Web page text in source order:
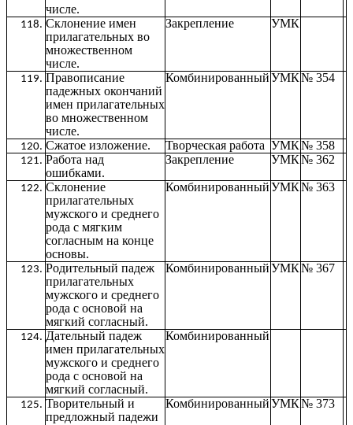
числе.
Склонение имен
прилагательных во
множественном
числе.
Закрепление УМК
Правописание
падежных окончаний
имен прилагательных
во множественном
числе.
КомбинированныйУМК№ 354
Сжатое изложение. Творческая работа УМК№ 358
Работа над
ошибками.
Закрепление УМК№ 362
Склонение
прилагательных
мужского и среднего
рода с мягким
согласным на конце
основы.
КомбинированныйУМК№ 363
Родительный падеж
прилагательных
мужского и среднего
рода с основой на
мягкий согласный.
КомбинированныйУМК№ 367
Дательный падеж
имен прилагательных
мужского и среднего
рода с основой на
мягкий согласный.
Комбинированный
Творительный и
предложный падежи
КомбинированныйУМК№ 373